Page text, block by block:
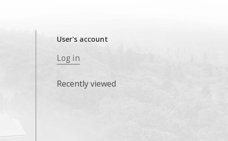
User's account
Log in
Recently viewed